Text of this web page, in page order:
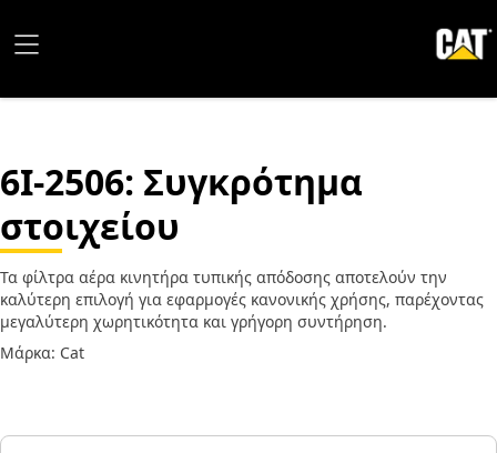
6I-2506: Συγκρότημα
στοιχείου
Τα φίλτρα αέρα κινητήρα τυπικής απόδοσης αποτελούν την
καλύτερη επιλογή για εφαρμογές κανονικής χρήσης, παρέχοντας
μεγαλύτερη χωρητικότητα και γρήγορη συντήρηση.
Μάρκα: Cat